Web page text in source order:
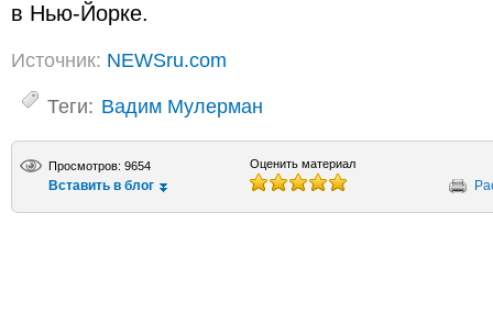
в Нью-Йорке.
Источник: NEWSru.com
Теги: Вадим Мулерман
Просмотров: 9654
Вставить в блог
Оценить материал